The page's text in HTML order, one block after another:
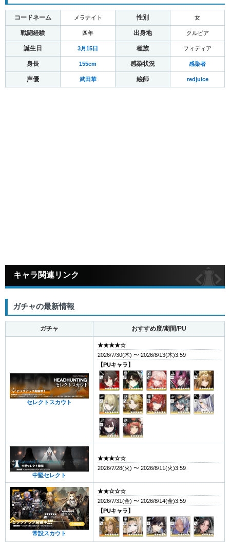
コードネーム メラナイト 性別 女
戦闘経験 四年 出身地 クルビア
誕生日 3月15日 種族 フィディア
身長 155cm 感染状況 感染者
声優 武田華 絵師 redjuice
キャラ関連リンク
ガチャの最新情報
ガチャ おすすめ度/期間/PU
セレクトスカウト
★★★★☆
2026/7/30(木) 〜 2026/8/13(木)3:59
【PUキャラ】
中堅セレクト
★★★☆☆
2026/7/28(火) 〜 2026/8/11(火)3:59
常設スカウト
★★☆☆☆
2026/7/31(金) 〜 2026/8/14(金)3:59
【PUキャラ】